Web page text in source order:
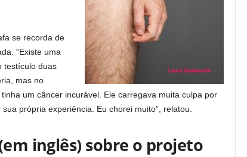
se recorda de
“Existe uma
testículo duas
mas no
um câncer incurável. Ele carregava muita culpa por
própria experiência. Eu chorei muito”, relatou.
inglês) sobre o projeto